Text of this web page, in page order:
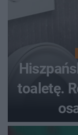
toaletę.